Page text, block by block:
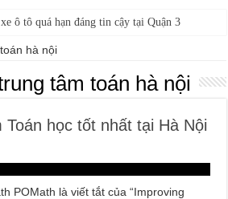
ô tô quá hạn đáng tin cậy tại Quận 3
hà nội
tâm toán hà nội
Toán học tốt nhất tại Hà Nội
POMath là viết tắt của “Improving